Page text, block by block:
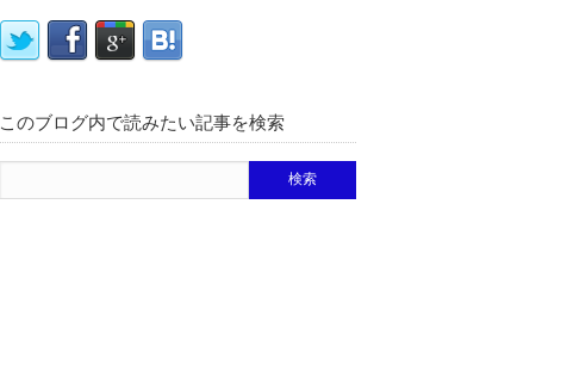
このブログ内で読みたい記事を検索